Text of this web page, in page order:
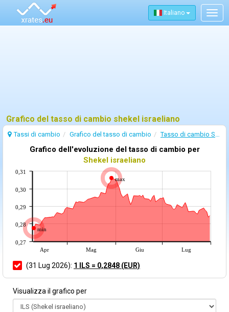
Italiano
Grafico del tasso di cambio shekel israeliano
Tassi di cambio Grafico del tasso di cambio Tasso di cambio Shekel israeliano
Grafico dell'evoluzione del tasso di cambio per
Shekel israeliano
min
max
Apr Mag Giu Lug
0,27
0,28
0,29
0,30
0,31
(31 Lug 2026): 1 ILS = 0,2848 (EUR)
Visualizza il grafico per